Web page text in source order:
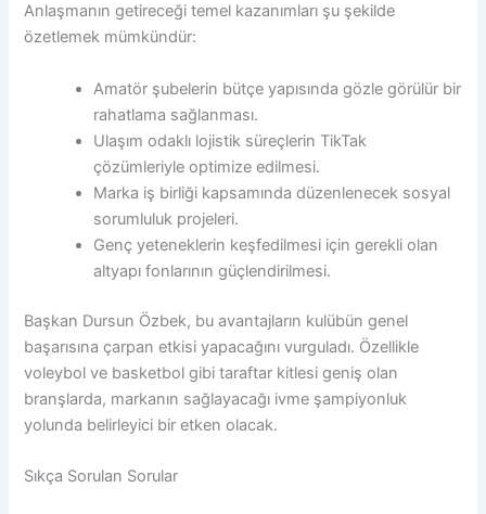
Anlaşmanın getireceği temel kazanımları şu şekilde
özetlemek mümkündür:
Amatör şubelerin bütçe yapısında gözle görülür bir
rahatlama sağlanması.
Ulaşım odaklı lojistik süreçlerin TikTak
çözümleriyle optimize edilmesi.
Marka iş birliği kapsamında düzenlenecek sosyal
sorumluluk projeleri.
Genç yeteneklerin keşfedilmesi için gerekli olan
altyapı fonlarının güçlendirilmesi.
Başkan Dursun Özbek, bu avantajların kulübün genel
başarısına çarpan etkisi yapacağını vurguladı. Özellikle
voleybol ve basketbol gibi taraftar kitlesi geniş olan
branşlarda, markanın sağlayacağı ivme şampiyonluk
yolunda belirleyici bir etken olacak.
Sıkça Sorulan Sorular